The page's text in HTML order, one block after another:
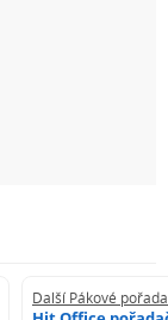
Další Pákové